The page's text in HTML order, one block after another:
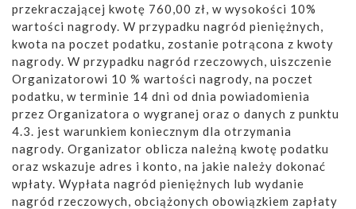
przekraczającej kwotę 760,00 zł, w wysokości 10%
wartości nagrody. W przypadku nagród pieniężnych,
kwota na poczet podatku, zostanie potrącona z kwoty
nagrody. W przypadku nagród rzeczowych, uiszczenie
Organizatorowi 10 % wartości nagrody, na poczet
podatku, w terminie 14 dni od dnia powiadomienia
przez Organizatora o wygranej oraz o danych z punktu
4.3. jest warunkiem koniecznym dla otrzymania
nagrody. Organizator oblicza należną kwotę podatku
oraz wskazuje adres i konto, na jakie należy dokonać
wpłaty. Wypłata nagród pieniężnych lub wydanie
nagród rzeczowych, obciążonych obowiązkiem zapłaty